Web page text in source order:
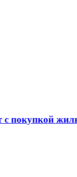
с покупкой